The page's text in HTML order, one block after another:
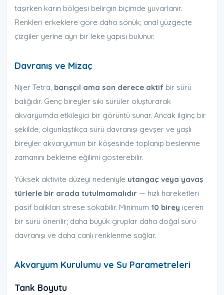
taşırken karın bölgesi belirgin biçimde yuvarlanır.
Renkleri erkeklere göre daha sönük; anal yüzgeçte
çizgiler yerine ayrı bir leke yapısı bulunur.
Davranış ve Mizaç
Nijer Tetra, barışçıl ama son derece aktif bir sürü
balığıdır. Genç bireyler sıkı sürüler oluşturarak
akvaryumda etkileyici bir görüntü sunar. Ancak ilginç bir
şekilde, olgunlaştıkça sürü davranışı gevşer ve yaşlı
bireyler akvaryumun bir köşesinde toplanıp beslenme
zamanını bekleme eğilimi gösterebilir.
Yüksek aktivite düzeyi nedeniyle utangaç veya yavaş
türlerle bir arada tutulmamalıdır — hızlı hareketleri
pasif balıkları strese sokabilir. Minimum 10 birey içeren
bir sürü önerilir; daha büyük gruplar daha doğal sürü
davranışı ve daha canlı renklenme sağlar.
Akvaryum Kurulumu ve Su Parametreleri
Tank Boyutu